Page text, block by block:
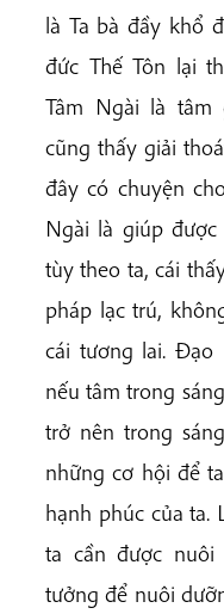
là Ta bà đầy khổ
đức Thế Tôn lại
Tâm Ngài là
cũng thấy giải
đây có chuyện
Ngài là giúp
tùy theo ta, cái
pháp lạc trú,
cái tương lai. Đạo
nếu tâm trong
trở nên trong
những cơ hội để
hạnh phúc của ta.
ta cần được
tưởng để nuôi